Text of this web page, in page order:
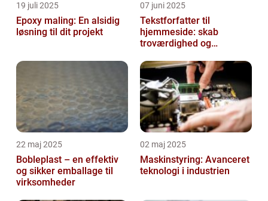
19 juli 2025
Epoxy maling: En alsidig
løsning til dit projekt
07 juni 2025
Tekstforfatter til
hjemmeside: skab
troværdighed og
22 maj 2025
Bobleplast – en effektiv
og sikker emballage til
virksomheder
02 maj 2025
Maskinstyring: Avanceret
teknologi i industrien